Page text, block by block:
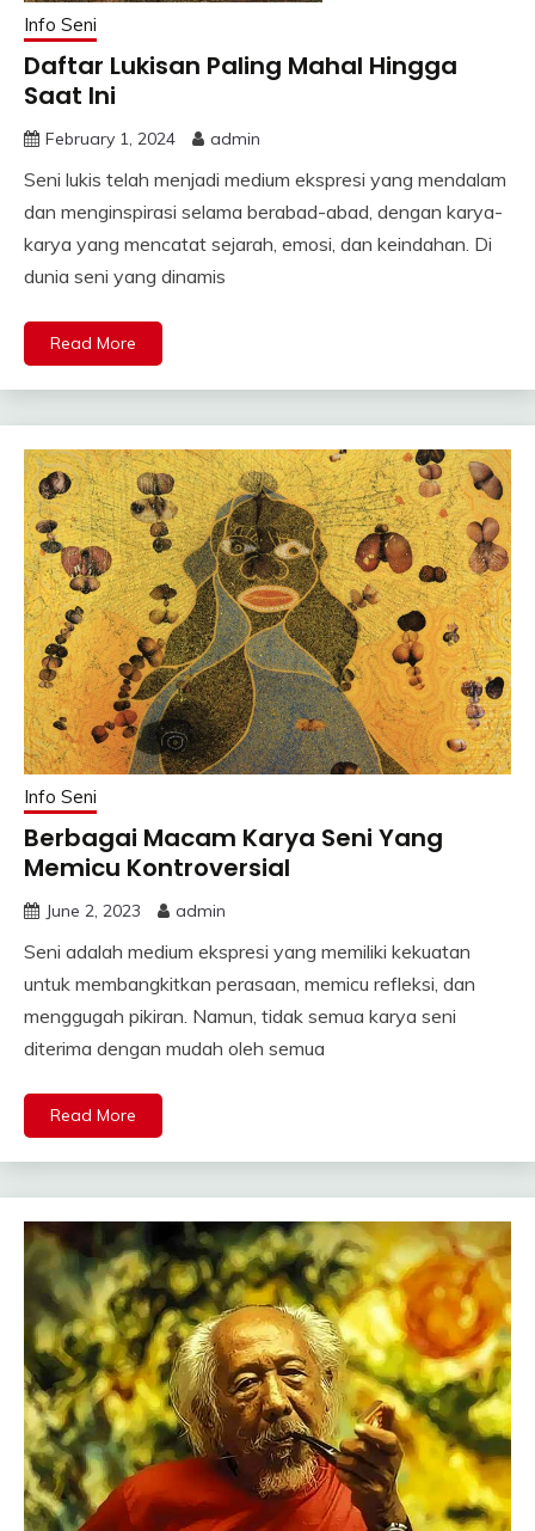
Info Seni
Daftar Lukisan Paling Mahal Hingga
Saat Ini
February 1, 2024 admin
Seni lukis telah menjadi medium ekspresi yang mendalam
dan menginspirasi selama berabad-abad, dengan karya-
karya yang mencatat sejarah, emosi, dan keindahan. Di
dunia seni yang dinamis
Read More
Info Seni
Berbagai Macam Karya Seni Yang
Memicu Kontroversial
June 2, 2023 admin
Seni adalah medium ekspresi yang memiliki kekuatan
untuk membangkitkan perasaan, memicu refleksi, dan
menggugah pikiran. Namun, tidak semua karya seni
diterima dengan mudah oleh semua
Read More